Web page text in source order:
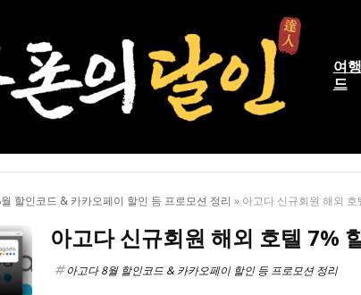
여
드
할인코드 & 카카오페이 할인 등 프로모션 정리 » 아고다 신규회원 해외
아고다 신규회원 해외 호텔 7%
아고다 8월 할인코드 & 카카오페이 할인 등 프로모션 정리